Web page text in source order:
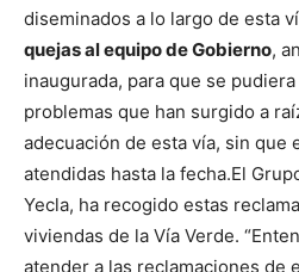
diseminados a lo largo de esta
quejas al equipo de Gobierno,
inaugurada, para que se
problemas que han surgido a
adecuación de esta vía, sin que
atendidas hasta la fecha.El
Yecla, ha recogido estas
viviendas de la Vía Verde.
atender a las reclamaciones de